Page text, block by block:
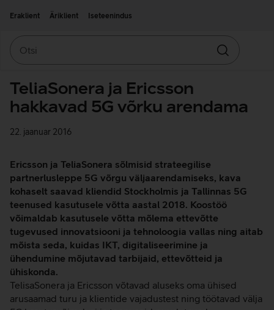
Eraklient
Äriklient Iseteenindus
Otsin
TeliaSonera ja Ericsson
hakkavad 5G võrku arendama
22. jaanuar 2016
Ericsson ja TeliaSonera sõlmisid strateegilise
partnerlusleppe 5G võrgu väljaarendamiseks, kava
kohaselt saavad kliendid Stockholmis ja Tallinnas 5G
teenused kasutusele võtta aastal 2018. Koostöö
võimaldab kasutusele võtta mõlema ettevõtte
tugevused innovatsiooni ja tehnoloogia vallas ning aitab
mõista seda, kuidas IKT, digitaliseerimine ja
ühendumine mõjutavad tarbijaid, ettevõtteid ja
ühiskonda.
TelisaSonera ja Ericsson võtavad aluseks oma ühised
arusaamad turu ja klientide vajadustest ning töötavad välja